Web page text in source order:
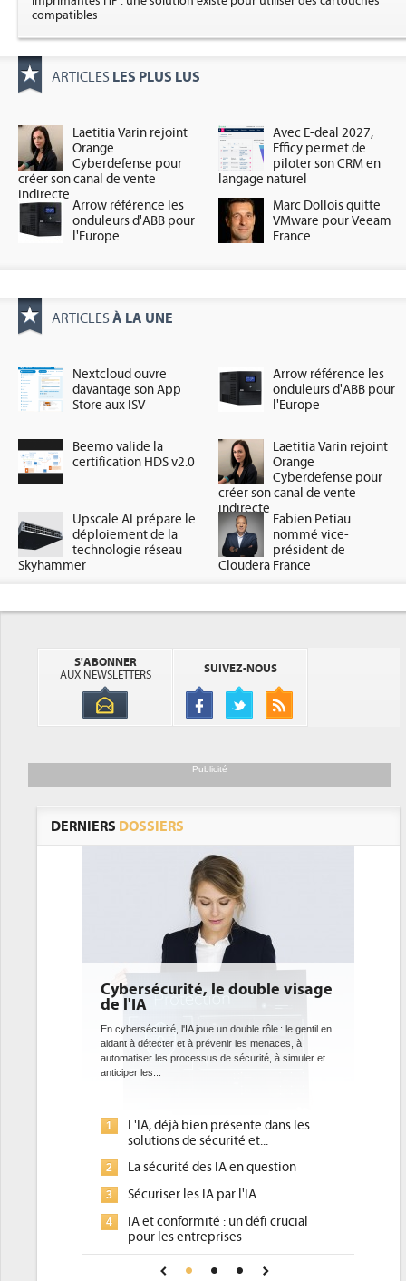
compatibles
ARTICLES LES PLUS LUS
Laetitia Varin rejoint
Orange
Cyberdefense pour
créer son canal de vente
indirecte
Avec E-deal 2027,
Efficy permet de
piloter son CRM en
langage naturel
Arrow référence les
onduleurs d'ABB pour
l'Europe
Marc Dollois quitte
VMware pour Veeam
France
ARTICLES À LA UNE
Nextcloud ouvre
davantage son App
Store aux ISV
Arrow référence les
onduleurs d'ABB pour
l'Europe
Beemo valide la
certification HDS v2.0
Laetitia Varin rejoint
Orange
Cyberdefense pour
créer son canal de vente
indirecte
Upscale AI prépare le
déploiement de la
technologie réseau
Skyhammer
Fabien Petiau
nommé vice-
président de
Cloudera France
S'ABONNER
AUX NEWSLETTERS
SUIVEZ-NOUS
Publicité
DERNIERS DOSSIERS
le double visage
joue un double rôle : le gentil en
prévenir les menaces, à
de sécurité, à simuler et
présente dans les
des IA en question
: un défi crucial
DEE: l'efficacité énergétique
bientôt une obligation pour
datacenters
Des datacenters plus durables et plus efficaces,
ce que recherchent les pouvoirs publics
1
Qu'est-ce que la DEE (directive
d'efficacité énergétique) ?
2
DEE, une pression administrative
place pour répondre à...
Phocea DC dans les cordes pour
DEE